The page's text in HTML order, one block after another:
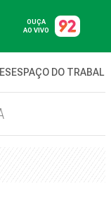
OUÇA
AO VIVO
ESPAÇO DO